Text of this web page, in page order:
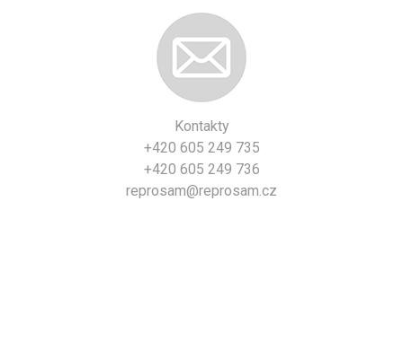
Kontakty
+420 605 249 735
+420 605 249 736
reprosam@reprosam.cz